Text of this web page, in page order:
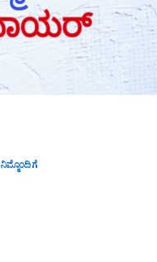
ನಿಮ್ಮೊಂದಿಗೆ